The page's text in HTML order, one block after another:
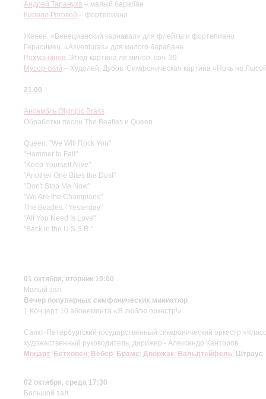
Андрей Тарануха – малый барабан
Кирилл Роговой – фортепиано
Женен. «Венецианский карнавал» для флейты и фортепиано
Герасимец. «Asventuras» для малого барабана
Рахманинов . Этюд-картина ля минор, соч. 39
Мусоргский – Худолей, Дубов. Симфоническая картина «Ночь на
21.00
Ансамбль Olympic Brass
Обработки песен The Beatles и Queen
Queen. "We Will Rock You"
"Hammer to Fall"
"Keep Yourself Alive"
"Another One Bites the Dust"
"Don't Stop Me Now"
"We Are the Champions"
The Beatles. "Yesterday"
"All You Need Is Love"
"Back in the U.S.S.R."
01 октября, вторник 19:00
Малый зал
Вечер популярных симфонических миниатюр
1 Концерт 10 абонемента «Я люблю оркестр!»
Санкт-Петербургский государственный симфонический оркестр
художественный руководитель, дирижер - Александр Канторов
Моцарт; Бетховен; Вебер; Брамс; Дворжак; Вальдтейфель; Штраус
02 октября, среда 17:30
Большой зал